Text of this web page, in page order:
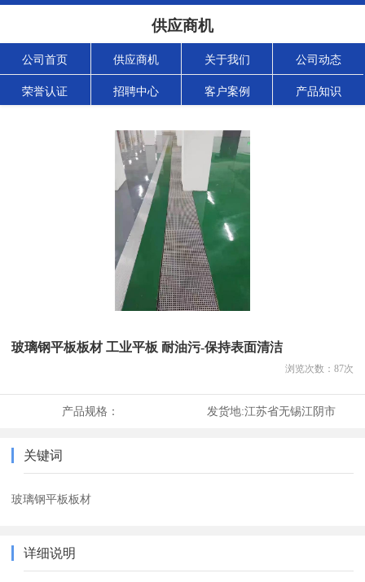
供应商机
公司首页 供应商机 关于我们 公司动态
荣誉认证 招聘中心 客户案例 产品知识
玻璃钢平板板材 工业平板 耐油污-保持表面清洁
浏览次数： 87次
产品规格： 发货地:江苏省无锡江阴市
关键词
玻璃钢平板板材
详细说明